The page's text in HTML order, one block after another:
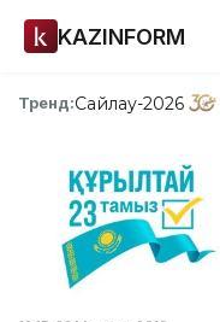
KAZINFORM
Тренд:Сайлау-2026